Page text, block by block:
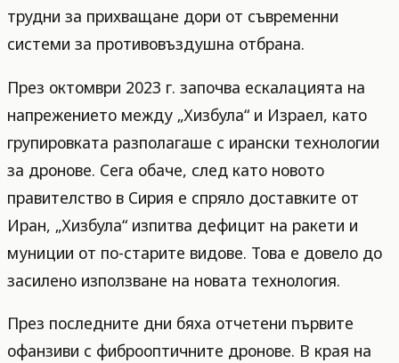
трудни за прихващане дори от съвременни
системи за противовъздушна отбрана.
През октомври 2023 г. започва ескалацията на
напрежението между „Хизбула“ и Израел, като
групировката разполагаше с ирански технологии
за дронове. Сега обаче, след като новото
правителство в Сирия е спряло доставките от
Иран, „Хизбула“ изпитва дефицит на ракети и
муниции от по-старите видове. Това е довело до
засилено използване на новата технология.
През последните дни бяха отчетени първите
офанзиви с фиброоптичните дронове. В края на